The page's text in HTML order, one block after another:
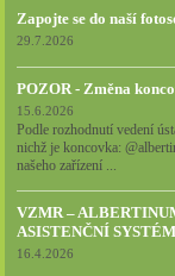
Zapojte se do naší
29.7.2026
POZOR - Změna
15.6.2026
Podle rozhodnutí vedení
nichž je koncovka:
našeho zařízení ...
VZMR –
ASISTENČNÍ
16.4.2026